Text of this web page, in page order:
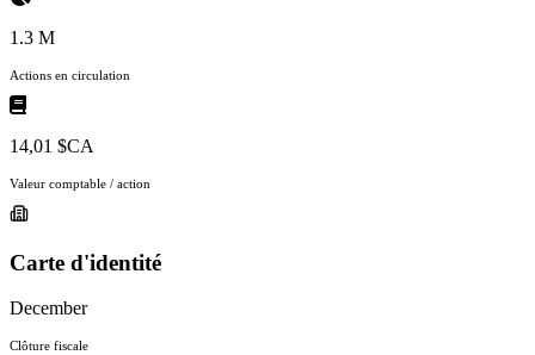
1.3 M
Actions en circulation
14,01 $CA
Valeur comptable / action
Carte d'identité
December
Clôture fiscale